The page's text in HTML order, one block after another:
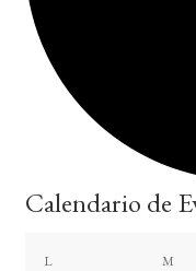
Calendario de
Llunes M